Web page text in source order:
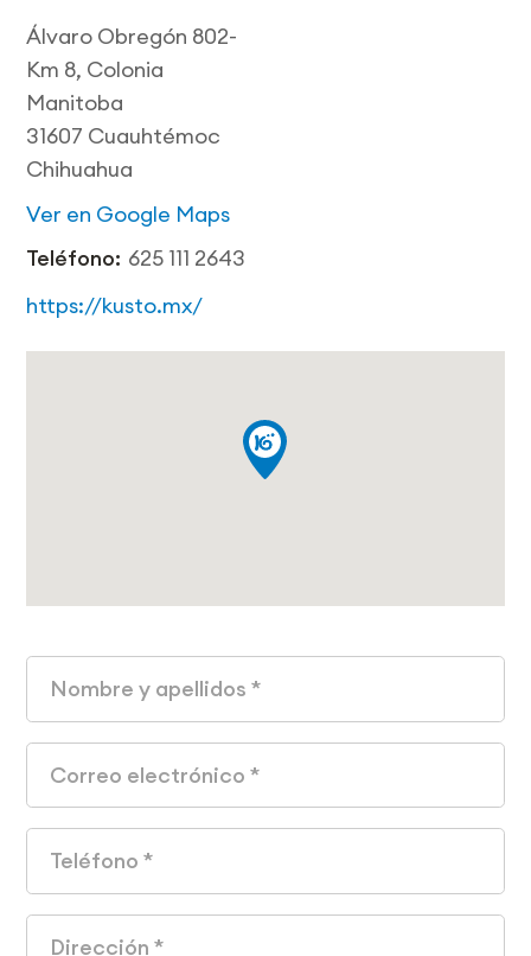
Álvaro Obregón 802-
Km 8, Colonia
Manitoba
31607 Cuauhtémoc
Chihuahua
Ver en Google Maps
Teléfono: 625 111 2643
https://kusto.mx/